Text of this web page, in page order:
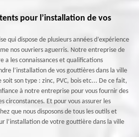
pour l’installation de vos
qui dispose de plusieurs années d’expérience
nos ouvriers aguerris. Notre entreprise de
a les connaissances et qualifications
l’installation de vos gouttières dans la ville
son type : zinc, PVC, bois etc... De ce fait,
à notre entreprise pour vous fournir des
circonstances. Et pour vous assurer les
que nous disposons de tous les outils et
l’installation de votre gouttière dans la ville